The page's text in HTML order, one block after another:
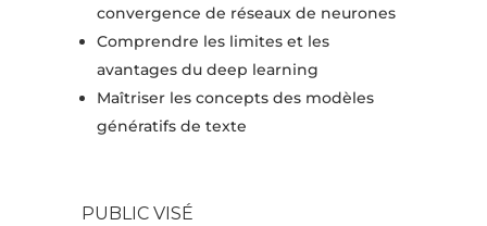
convergence de réseaux de neurones
Comprendre les limites et les
avantages du deep learning
Maîtriser les concepts des modèles
génératifs de texte
PUBLIC VISÉ